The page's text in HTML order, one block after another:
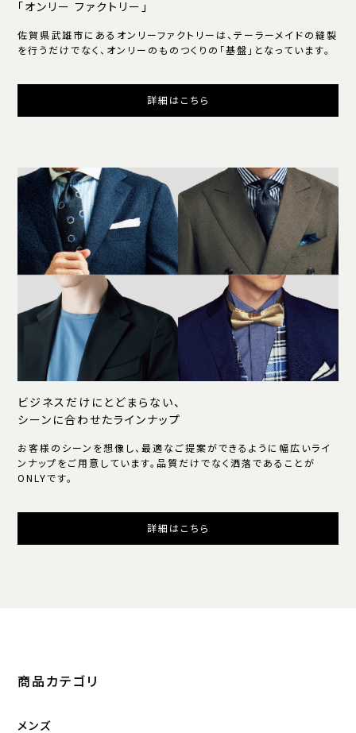
「オンリー ファクトリー」
佐賀県武雄市にあるオンリーファクトリーは、テーラーメイドの縫製
を行うだけでなく、オンリーのものつくりの「基盤」となっています。
詳細はこちら
ビジネスだけにとどまらない、
シーンに合わせたラインナップ
お客様のシーンを想像し、最適なご提案ができるように幅広いライ
ンナップをご用意しています。品質だけでなく洒落であることが
ONLYです。
詳細はこちら
商品カテゴリ
メンズ